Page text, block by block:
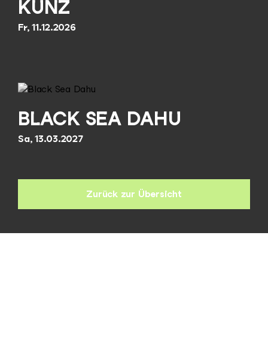
KUNZ
Fr, 11.12.2026
BLACK SEA DAHU
Sa, 13.03.2027
Zurück zur Übersicht